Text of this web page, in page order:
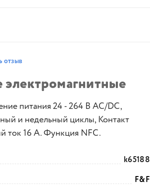
отзыв
электромагнитные
питания 24 - 264 В AC/DC,
и недельный циклы, Контакт
ток 16 А. Функция NFC.
k65188
F&F